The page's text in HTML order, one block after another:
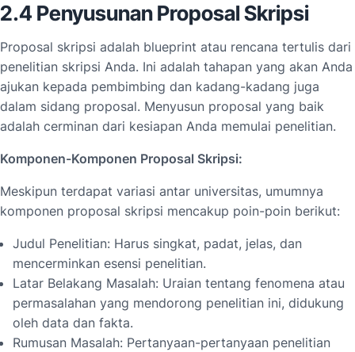
2.4 Penyusunan Proposal Skripsi
Proposal skripsi adalah blueprint atau rencana tertulis dari
penelitian skripsi Anda. Ini adalah tahapan yang akan Anda
ajukan kepada pembimbing dan kadang-kadang juga
dalam sidang proposal. Menyusun proposal yang baik
adalah cerminan dari kesiapan Anda memulai penelitian.
Komponen-Komponen Proposal Skripsi:
Meskipun terdapat variasi antar universitas, umumnya
komponen proposal skripsi mencakup poin-poin berikut:
Judul Penelitian: Harus singkat, padat, jelas, dan
mencerminkan esensi penelitian.
Latar Belakang Masalah: Uraian tentang fenomena atau
permasalahan yang mendorong penelitian ini, didukung
oleh data dan fakta.
Rumusan Masalah: Pertanyaan-pertanyaan penelitian